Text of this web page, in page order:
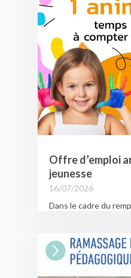
Offre d’emploi
jeunesse
16/07/2026
Dans le cadre du
enfance-jeunesse
(ALSH), à compter du